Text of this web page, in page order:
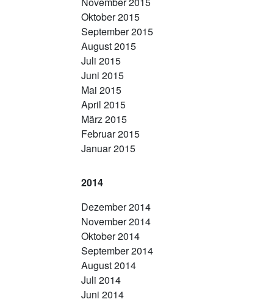
Oktober 2015
September 2015
August 2015
Juli 2015
Juni 2015
Mai 2015
April 2015
März 2015
Februar 2015
Januar 2015
2014
Dezember 2014
November 2014
Oktober 2014
September 2014
August 2014
Juli 2014
Juni 2014